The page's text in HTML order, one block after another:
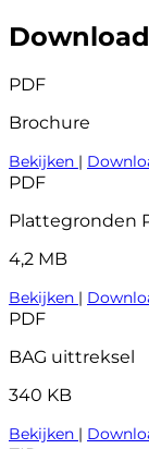
PDF
Brochure
Bekijken |
PDF
Plattegronden
4,2 MB
Bekijken |
PDF
BAG uittreksel
340 KB
Bekijken |